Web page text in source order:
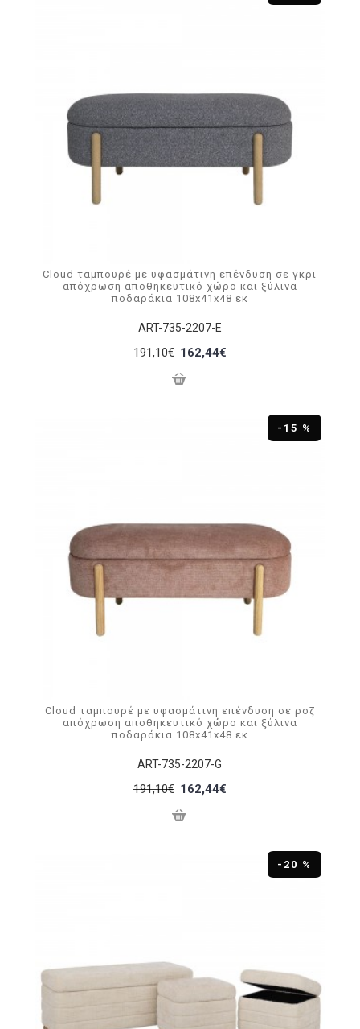
ART-735-2207-E
Cloud ταμπουρέ με υφασμάτινη επένδυση σε γκρι
απόχρωση αποθηκευτικό χώρο και ξύλινα
ποδαράκια 108x41x48 εκ
191,10€ 162,44€
-15 %
ART-735-2207-G
Cloud ταμπουρέ με υφασμάτινη επένδυση σε ροζ
απόχρωση αποθηκευτικό χώρο και ξύλινα
ποδαράκια 108x41x48 εκ
191,10€ 162,44€
-20 %